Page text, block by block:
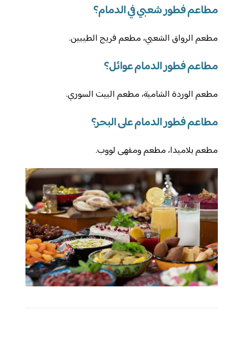
مطاعم فطور شعبي في الدمام؟
مطعم الرواق الشعبي، مطعم فريج الطيبين.
مطاعم فطور الدمام عوائل؟
مطعم الوردة الشامية، مطعم البيت السوري.
مطاعم فطور الدمام على البحر؟
مطعم بلاميدا، مطعم ومقهى لووب.